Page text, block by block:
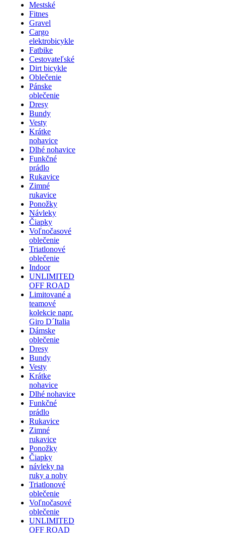
Mestské
Fitnes
Gravel
Cargo
elektrobicykle
Fatbike
Cestovateľské
Dirt bicykle
Oblečenie
Pánske
oblečenie
Dresy
Bundy
Vesty
Krátke
nohavice
Dlhé nohavice
Funkčné
prádlo
Rukavice
Zimné
rukavice
Ponožky
Návleky
Čiapky
Voľnočasové
oblečenie
Triatlonové
oblečenie
Indoor
UNLIMITED
OFF ROAD
Limitované a
teamové
kolekcie napr.
Giro D´Italia
Dámske
oblečenie
Dresy
Bundy
Vesty
Krátke
nohavice
Dlhé nohavice
Funkčné
prádlo
Rukavice
Zimné
rukavice
Ponožky
Čiapky
návleky na
ruky a nohy
Triatlonové
oblečenie
Voľnočasové
oblečenie
UNLIMITED
OFF ROAD